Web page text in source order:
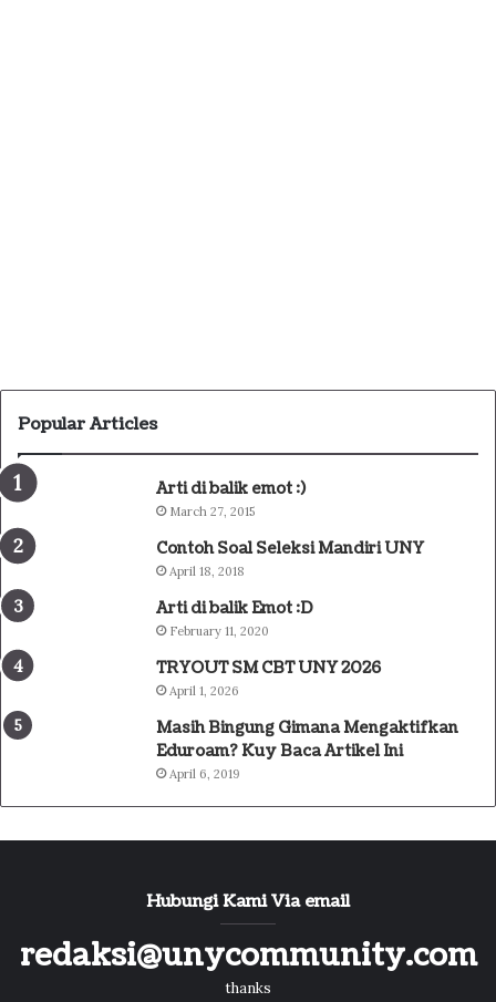
Popular Articles
Arti di balik emot :)
March 27, 2015
Contoh Soal Seleksi Mandiri UNY
April 18, 2018
Arti di balik Emot :D
February 11, 2020
TRYOUT SM CBT UNY 2026
April 1, 2026
Masih Bingung Gimana Mengaktifkan
Eduroam? Kuy Baca Artikel Ini
April 6, 2019
Hubungi Kami Via email
redaksi@unycommunity.com
thanks